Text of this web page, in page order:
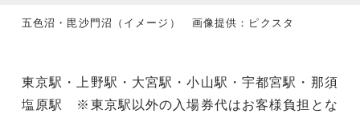
五色沼・毘沙門沼（イメージ） 画像提供：ピクスタ
東京駅・上野駅・大宮駅・小山駅・宇都宮駅・那須
塩原駅 ※東京駅以外の入場券代はお客様負担とな